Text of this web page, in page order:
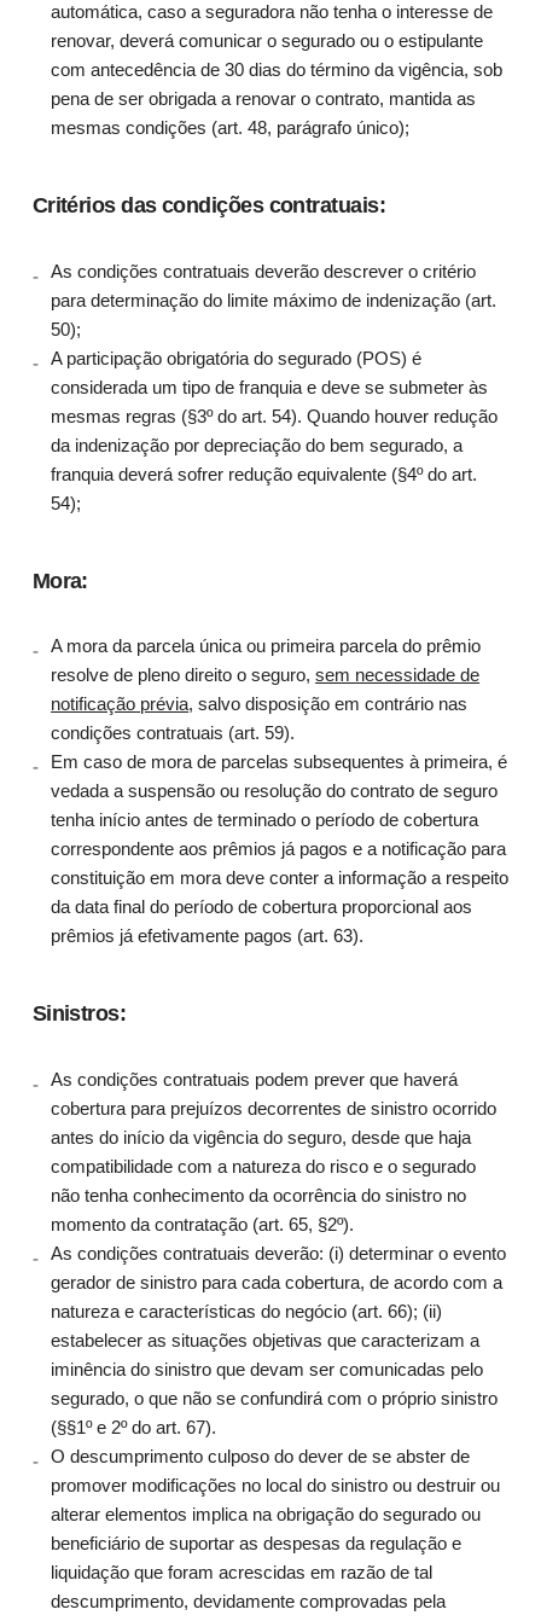
automática, caso a seguradora não tenha o interesse de
renovar, deverá comunicar o segurado ou o estipulante
com antecedência de 30 dias do término da vigência, sob
pena de ser obrigada a renovar o contrato, mantida as
mesmas condições (art. 48, parágrafo único);
Critérios das condições contratuais:
As condições contratuais deverão descrever o critério
para determinação do limite máximo de indenização (art.
50);
A participação obrigatória do segurado (POS) é
considerada um tipo de franquia e deve se submeter às
mesmas regras (§3º do art. 54). Quando houver redução
da indenização por depreciação do bem segurado, a
franquia deverá sofrer redução equivalente (§4º do art.
54);
Mora:
A mora da parcela única ou primeira parcela do prêmio
resolve de pleno direito o seguro,sem necessidade de
notificação prévia, salvo disposição em contrário nas
condições contratuais (art. 59).
Em caso de mora de parcelas subsequentes à primeira, é
vedada a suspensão ou resolução do contrato de seguro
tenha início antes de terminado o período de cobertura
correspondente aos prêmios já pagos e a notificação para
constituição em mora deve conter a informação a respeito
da data final do período de cobertura proporcional aos
prêmios já efetivamente pagos (art. 63).
Sinistros:
As condições contratuais podem prever que haverá
cobertura para prejuízos decorrentes de sinistro ocorrido
antes do início da vigência do seguro, desde que haja
compatibilidade com a natureza do risco e o segurado
não tenha conhecimento da ocorrência do sinistro no
momento da contratação (art. 65, §2º).
As condições contratuais deverão: (i) determinar o evento
gerador de sinistro para cada cobertura, de acordo com a
natureza e características do negócio (art. 66); (ii)
estabelecer as situações objetivas que caracterizam a
iminência do sinistro que devam ser comunicadas pelo
segurado, o que não se confundirá com o próprio sinistro
(§§1º e 2º do art. 67).
O descumprimento culposo do dever de se abster de
promover modificações no local do sinistro ou destruir ou
alterar elementos implica na obrigação do segurado ou
beneficiário de suportar as despesas da regulação e
liquidação que foram acrescidas em razão de tal
descumprimento, devidamente comprovadas pela